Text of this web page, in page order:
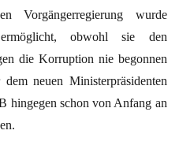
Vorgängerregierung wurde
obwohl sie den
die Korruption nie begonnen
neuen Ministerpräsidenten
hingegen schon von Anfang an